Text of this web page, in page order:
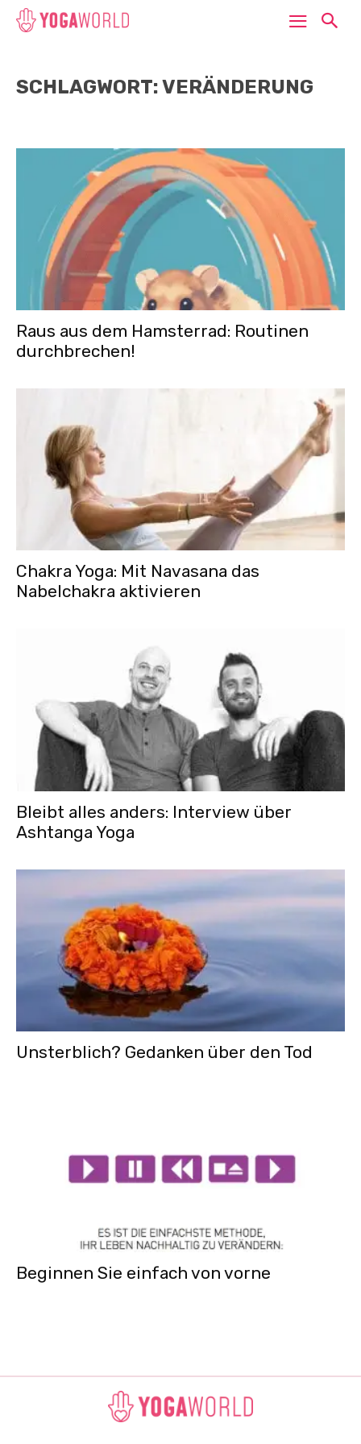
SCHLAGWORT: VERÄNDERUNG
Raus aus dem Hamsterrad: Routinen
durchbrechen!
Chakra Yoga: Mit Navasana das
Nabelchakra aktivieren
Bleibt alles anders: Interview über
Ashtanga Yoga
Unsterblich? Gedanken über den Tod
Beginnen Sie einfach von vorne